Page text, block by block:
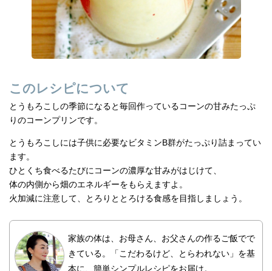
このレシピについて
とうもろこしの季節になると毎回作っているコーンの甘みたっぷ
りのコーンプリンです。
とうもろこしには子供に必要なビタミンB群がたっぷり詰まってい
ます。
ひとくち食べるたびにコーンの濃厚な甘みがはじけて、
体の内側から畑のエネルギーをもらえますよ。
火加減に注意して、とろりととろける食感を目指しましょう。
家族の体は、お母さん、お父さんの作るご飯でで
きている。「こだわるけど、とらわれない」を基
本に、簡単シンプルレシピをお届け。